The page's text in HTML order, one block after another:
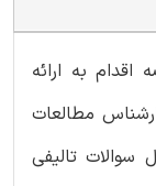
اقدام به ارائه
مطالعات
تالیفی